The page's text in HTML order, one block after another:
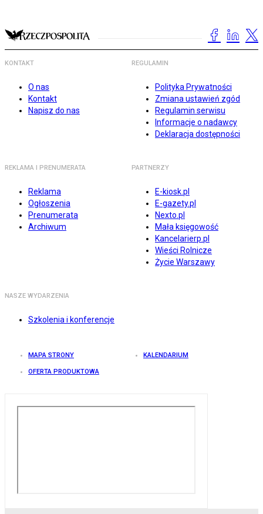
KONTAKT
O nas
Kontakt
Napisz do nas
REGULAMIN
Polityka Prywatności
Zmiana ustawień zgód
Regulamin serwisu
Informacje o nadawcy
Deklaracja dostępności
REKLAMA I PRENUMERATA
Reklama
Ogłoszenia
Prenumerata
Archiwum
PARTNERZY
E-kiosk.pl
E-gazety.pl
Nexto.pl
Mała księgowość
Kancelarierp.pl
Wieści Rolnicze
Życie Warszawy
NASZE WYDARZENIA
Szkolenia i konferencje
MAPA STRONY KALENDARIUM
OFERTA PRODUKTOWA